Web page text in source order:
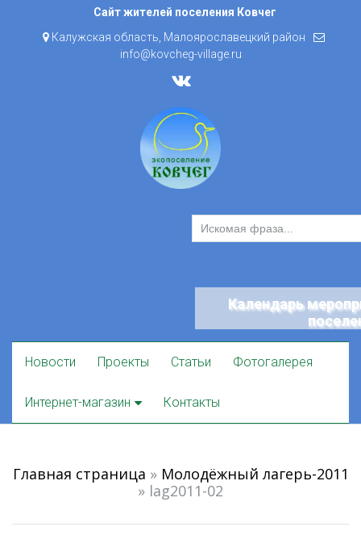
Skip
content
Сайт жителей поселения Ковчег
Калужская область, Малоярославецкий район
info@kovcheg-village.ru
Календарь
Новости Проекты Статьи Фотогалерея
Интернет-магазин Контакты
Главная страница » Молодёжный лагерь-2011
» lag2011-02